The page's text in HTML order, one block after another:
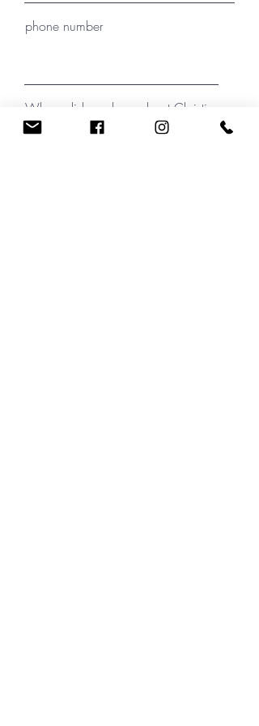
phone number
Where did you hear about Christin
Kirchner?